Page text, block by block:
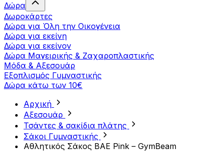
Δώρα
Δωροκάρτες
Δώρα για Όλη την Οικογένεια
Δώρα για εκείνη
Δώρα για εκείνον
Δώρα Μαγειρικής & Ζαχαροπλαστικής
Μόδα & Αξεσουάρ
Εξοπλισμός Γυμναστικής
Δώρα κάτω των 10€
Αρχική
Αξεσουάρ
Τσάντες & σακίδια πλάτης
Σάκοι Γυμναστικής
Αθλητικός Σάκος BAE Pink – GymBeam